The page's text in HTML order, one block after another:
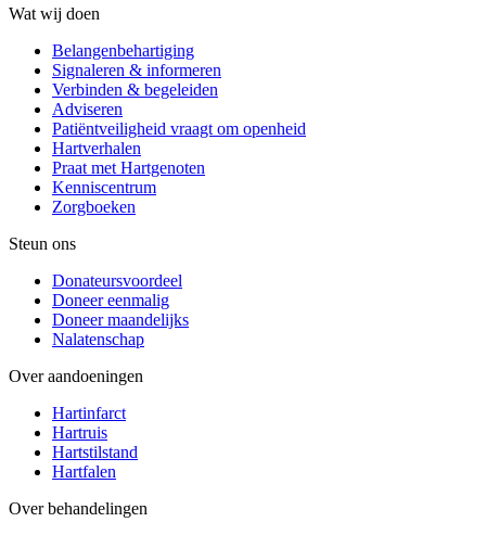
Wat wij doen
Belangenbehartiging
Signaleren & informeren
Verbinden & begeleiden
Adviseren
Patiëntveiligheid vraagt om openheid
Hartverhalen
Praat met Hartgenoten
Kenniscentrum
Zorgboeken
Steun ons
Donateursvoordeel
Doneer eenmalig
Doneer maandelijks
Nalatenschap
Over aandoeningen
Hartinfarct
Hartruis
Hartstilstand
Hartfalen
Over behandelingen